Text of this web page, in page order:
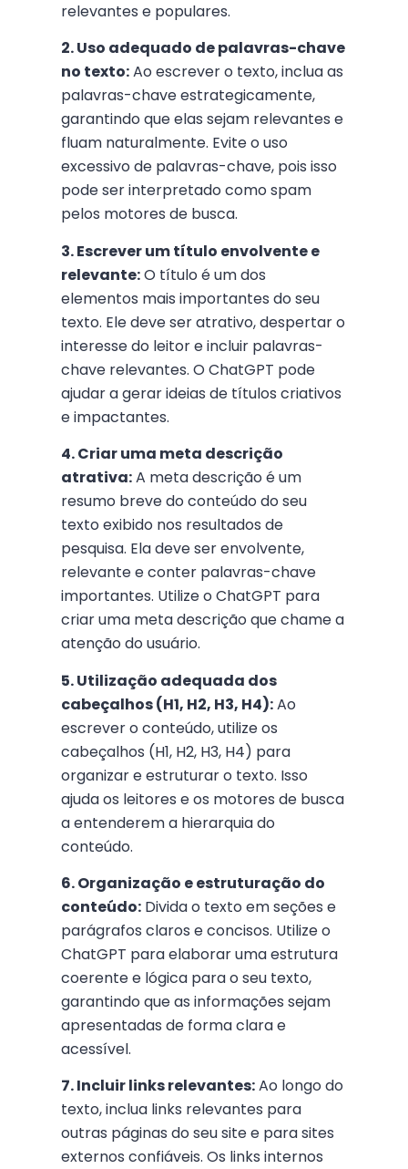
relevantes e populares.
2. Uso adequado de palavras-chave
no texto:Ao escrever o texto, inclua as
palavras-chave estrategicamente,
garantindo que elas sejam relevantes e
fluam naturalmente. Evite o uso
excessivo de palavras-chave, pois isso
pode ser interpretado como spam
pelos motores de busca.
3. Escrever um título envolvente e
relevante:O título é um dos
elementos mais importantes do seu
texto. Ele deve ser atrativo, despertar o
interesse do leitor e incluir palavras-
chave relevantes. O ChatGPT pode
ajudar a gerar ideias de títulos criativos
e impactantes.
4. Criar uma meta descrição
atrativa:A meta descrição é um
resumo breve do conteúdo do seu
texto exibido nos resultados de
pesquisa. Ela deve ser envolvente,
relevante e conter palavras-chave
importantes. Utilize o ChatGPT para
criar uma meta descrição que chame a
atenção do usuário.
5. Utilização adequada dos
cabeçalhos (H1, H2, H3, H4):Ao
escrever o conteúdo, utilize os
cabeçalhos (H1, H2, H3, H4) para
organizar e estruturar o texto. Isso
ajuda os leitores e os motores de busca
a entenderem a hierarquia do
conteúdo.
6. Organização e estruturação do
conteúdo: Divida o texto em seções e
parágrafos claros e concisos. Utilize o
ChatGPT para elaborar uma estrutura
coerente e lógica para o seu texto,
garantindo que as informações sejam
apresentadas de forma clara e
acessível.
7. Incluir links relevantes:Ao longo do
texto, inclua links relevantes para
outras páginas do seu site e para sites
externos confiáveis. Os links internos